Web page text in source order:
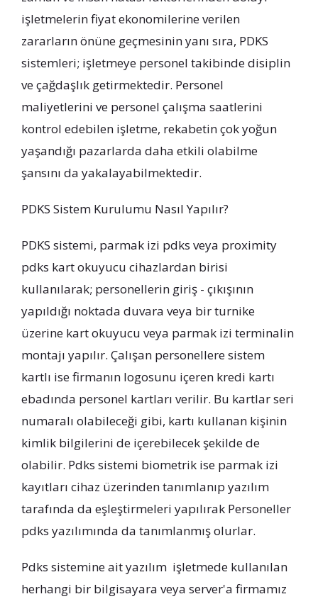
işletmelerin fiyat ekonomilerine verilen
zararların önüne geçmesinin yanı sıra, PDKS
sistemleri; işletmeye personel takibinde disiplin
ve çağdaşlık getirmektedir. Personel
maliyetlerini ve personel çalışma saatlerini
kontrol edebilen işletme, rekabetin çok yoğun
yaşandığı pazarlarda daha etkili olabilme
şansını da yakalayabilmektedir.
PDKS Sistem Kurulumu Nasıl Yapılır?
PDKS sistemi, parmak izi pdks veya proximity
pdks kart okuyucu cihazlardan birisi
kullanılarak; personellerin giriş - çıkışının
yapıldığı noktada duvara veya bir turnike
üzerine kart okuyucu veya parmak izi terminalin
montajı yapılır. Çalışan personellere sistem
kartlı ise firmanın logosunu içeren kredi kartı
ebadında personel kartları verilir. Bu kartlar seri
numaralı olabileceği gibi, kartı kullanan kişinin
kimlik bilgilerini de içerebilecek şekilde de
olabilir. Pdks sistemi biometrik ise parmak izi
kayıtları cihaz üzerinden tanımlanıp yazılım
tarafında da eşleştirmeleri yapılırak Personeller
pdks yazılımında da tanımlanmış olurlar.
Pdks sistemine ait yazılım işletmede kullanılan
herhangi bir bilgisayara veya server'a firmamız